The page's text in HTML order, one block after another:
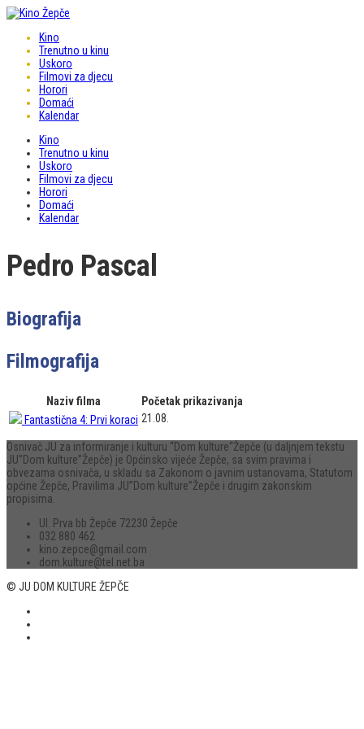
Kino
Trenutno u kinu
Uskoro
Filmovi za djecu
Horori
Domaći
Kalendar
Kino
Trenutno u kinu
Uskoro
Filmovi za djecu
Horori
Domaći
Kalendar
Pedro Pascal
Biografija
Filmografija
Naziv filma
Početak prikazivanja
Fantastična 4: Prvi koraci 21.08.
Osnivač JU za informiranje i kulturu “Dom kulture“Žepče (u daljnjem tekstu
JU”Dom kulture”Žepče) je Općinsko vijeće Žepče, sa svim pravima i
obvezama osnivača, u skladu sa Zakonom o javnim ustanovama, Statutom
općine Žepče, Pravilima JU”Dom kulture”Žepče i drugim zakonskim
propisima.
Ul. Prva bb Žepče 72230 Žepče
032 880 462
kino.zepce@gmail.com
dom.kulture@tel.net.ba
© JU DOM KULTURE ŽEPČE